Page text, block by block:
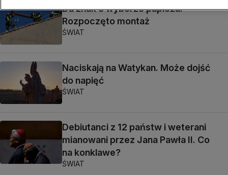
Da znak o wyborze papieża.
Rozpoczęto montaż
ŚWIAT
Naciskają na Watykan. Może dojść
do napięć
ŚWIAT
Debiutanci z 12 państw i weterani
mianowani przez Jana Pawła II. Co
na konklawe?
ŚWIAT